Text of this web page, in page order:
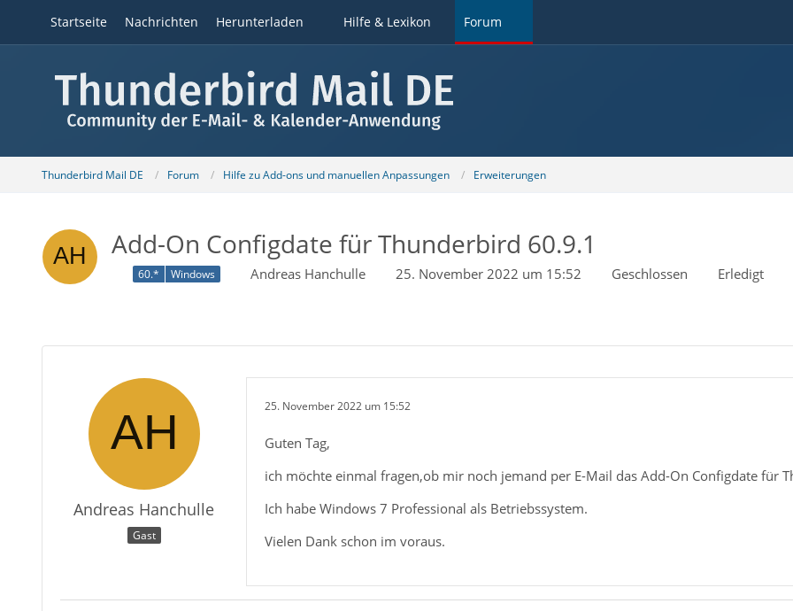
Startseite Nachrichten Herunterladen Hilfe & Lexikon Forum
Thunderbird Mail DE Forum Hilfe zu Add-ons und manuellen Anpassungen Erweiterungen
Add-On Configdate für Thunderbird 60.9.1
60.* Windows Andreas Hanchulle 25. November 2022 um 15:52 Geschlossen Erledigt
Andreas Hanchulle
Gast
25. November 2022 um 15:52
Guten Tag,
ich möchte einmal fragen,ob mir noch jemand per E-Mail das Add-On Configdate für
Ich habe Windows 7 Professional als Betriebssystem.
Vielen Dank schon im voraus.